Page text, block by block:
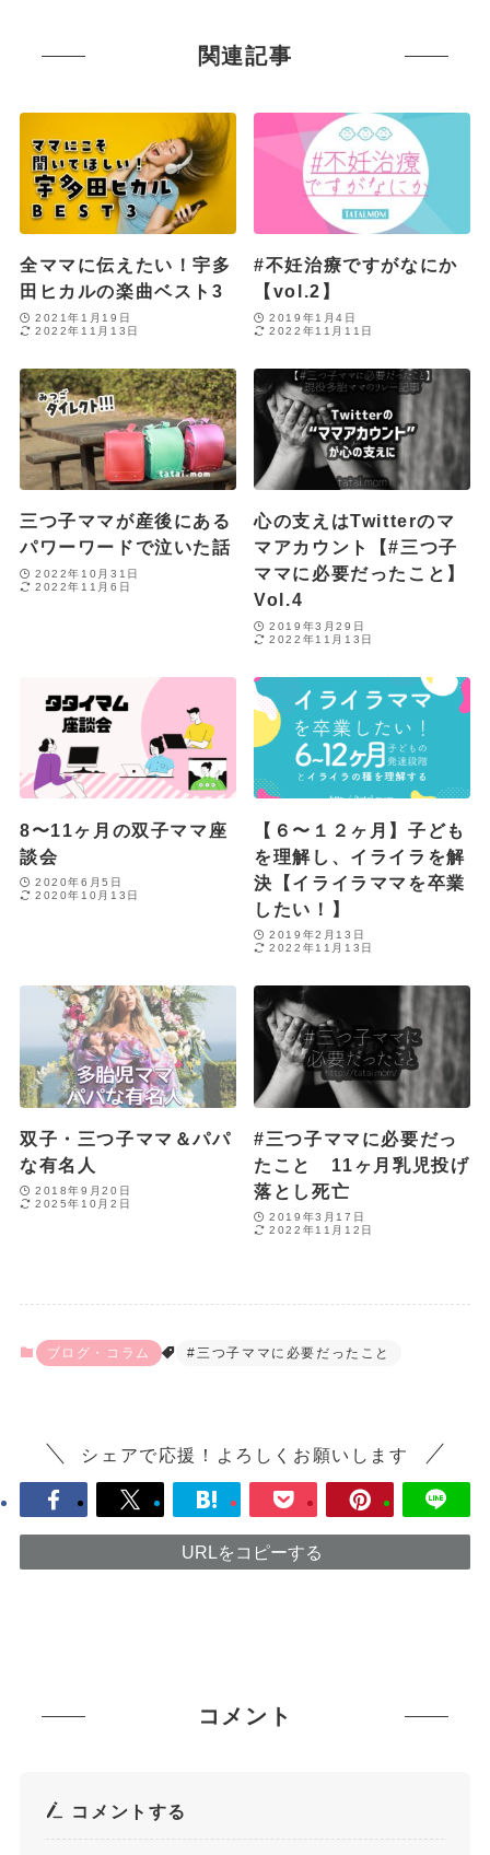
ブログ・コラム #三つ子ママに必要だったこと
シェアで応援！よろしくお願いします
URLをコピーする
関連記事
全ママに伝えたい！宇多
田ヒカルの楽曲ベスト3
2021年1月19日
2022年11月13日
#不妊治療ですがなにか
【vol.2】
2019年1月4日
2022年11月11日
三つ子ママが産後にある
パワーワードで泣いた話
2022年10月31日
2022年11月6日
心の支えはTwitterのマ
マアカウント【#三つ子
ママに必要だったこと】
Vol.4
2019年3月29日
2022年11月13日
8〜11ヶ月の双子ママ座
談会
2020年6月5日
2020年10月13日
【６〜１２ヶ月】子ども
を理解し、イライラを解
決【イライラママを卒業
したい！】
2019年2月13日
2022年11月13日
双子・三つ子ママ＆パパ
な有名人
2018年9月20日
2025年10月2日
#三つ子ママに必要だっ
たこと 11ヶ月乳児投げ
落とし死亡
2019年3月17日
2022年11月12日
コメント
コメントする